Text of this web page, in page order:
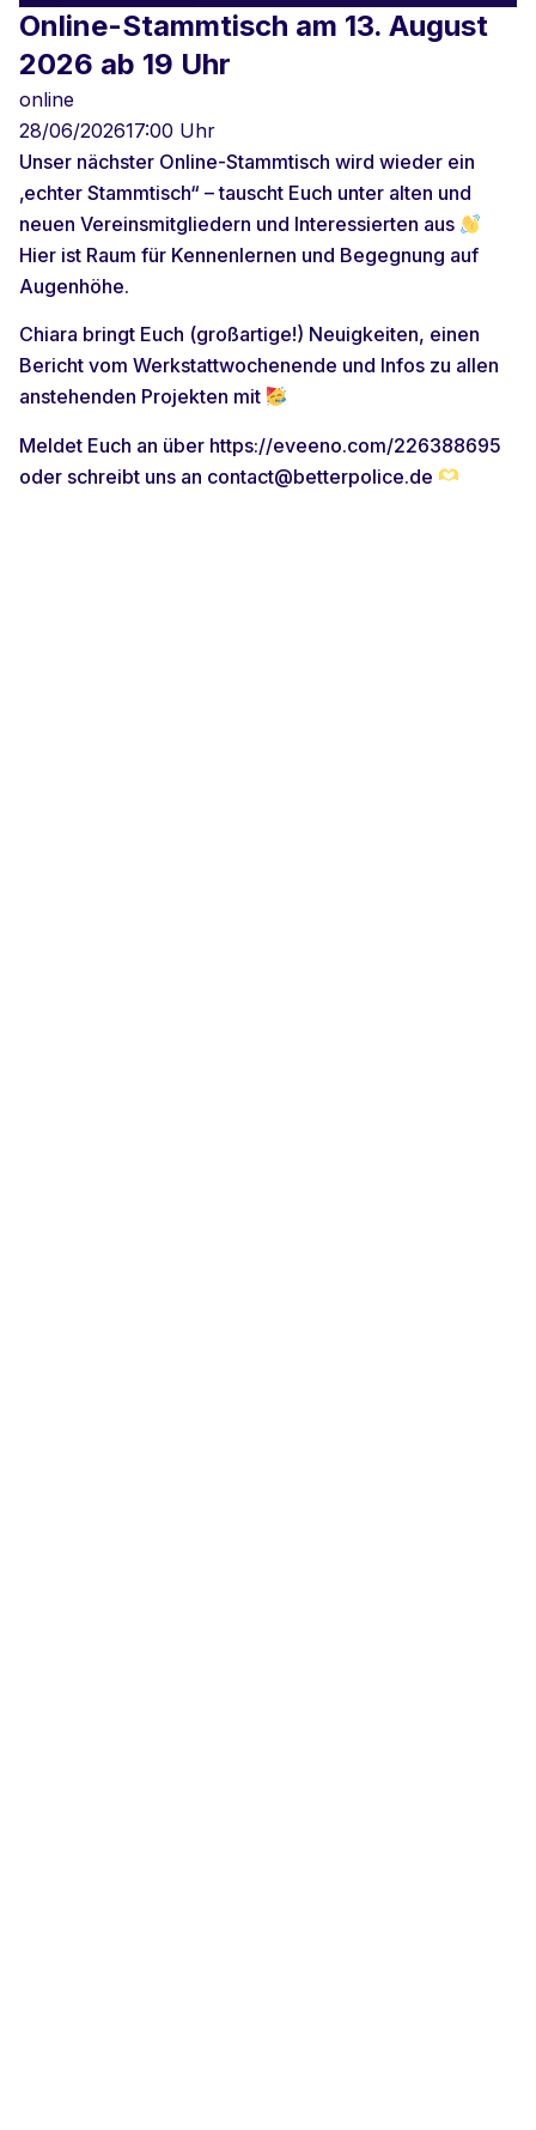
Online-Stammtisch am 13. August
2026 ab 19 Uhr
online
28/06/202617:00 Uhr
Unser nächster Online-Stammtisch wird wieder ein
‚echter Stammtisch“ – tauscht Euch unter alten und
neuen Vereinsmitgliedern und Interessierten aus
Hier ist Raum für Kennenlernen und Begegnung auf
Augenhöhe.
Chiara bringt Euch (großartige!) Neuigkeiten, einen
Bericht vom Werkstattwochenende und Infos zu allen
anstehenden Projekten mit
Meldet Euch an über https://eveeno.com/226388695
oder schreibt uns an contact@betterpolice.de